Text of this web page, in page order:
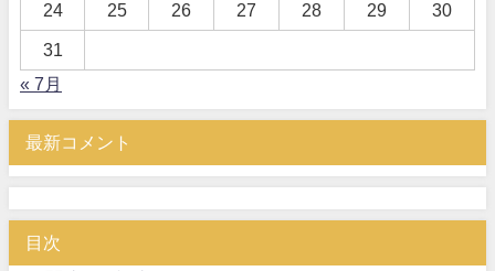
24 25 26 27 28 29 30
31
« 7月
最新コメント
目次